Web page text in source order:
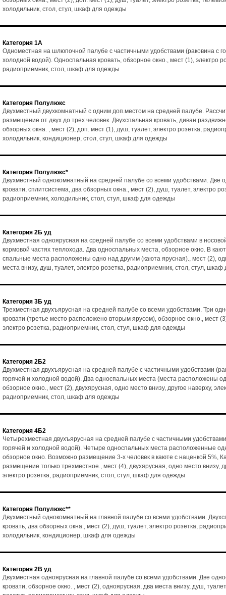
холодильник, стол, стул, шкаф для одежды
Категория 1А
Одноместная на шлюпочной палубе с частичными удобствами (раковина с
холодной водой). Односпальная кровать, обзорное окно., мест (1), электро
радиоприемник, стол, шкаф для одежды
Категория Полулюкс
Двухместный двухкомнатный с одним доп.местом на средней палубе.
размещение от двух до трех человек. Двухспальная кровать, диван
обзорных окна. , мест (2), доп. мест (1), душ, туалет, электро розетка,
холодильник, кондиционер, стол, стул, шкаф для одежды
Категория Полулюкс*
Двухместный однокомнатный на средней палубе со всеми удобствами. Две
кровати, сплитсистема, два обзорных окна., мест (2), душ, туалет, электро
радиоприемник, холодильник, стол, стул, шкаф для одежды
Категория 2Б уд
Двухместная одноярусная на средней палубе со всеми удобствами в
кормовой частях теплохода. Два односпальных места, обзорное окно. В
спальные места расположены одно над другим (каюта ярусная)., мест (2),
места внизу, душ, туалет, электро розетка, радиоприемник, стол, стул,
Категория 3Б уд
Трехместная двухъярусная на средней палубе со всеми удобствами. Три
кровати (третье место расположено вторым ярусом), обзорное окно., мест
электро розетка, радиоприемник, стол, стул, шкаф для одежды
Категория 2Б2
Двухместная двухъярусная на средней палубе с частичными удобствами
горячей и холодной водой). Два односпальных места (места расположены
обзорное окно., мест (2), двухярусная, одно место внизу, другое наверху,
радиоприемник, стол, шкаф для одежды
Категория 4Б2
Четырехместная двухъярусная на средней палубе с частичными
горячей и холодной водой). Четыре односпальных места расположенные
обзорное окно. Возможно размещение 3-х человек в каюте с наценкой 5%,
размещение только трехместное., мест (4), двухярусная, одно место внизу,
электро розетка, радиоприемник, стол, стул, шкаф для одежды
Категория Полулюкс**
Двухместный однокомнатный на главной палубе со всеми удобствами.
кровать, два обзорных окна., мест (2), душ, туалет, электро розетка,
холодильник, кондиционер, шкаф для одежды
Категория 2В уд
Двухместная одноярусная на главной палубе со всеми удобствами. Две
кровати, обзорное окно. , мест (2), одноярусная, два места внизу, душ,